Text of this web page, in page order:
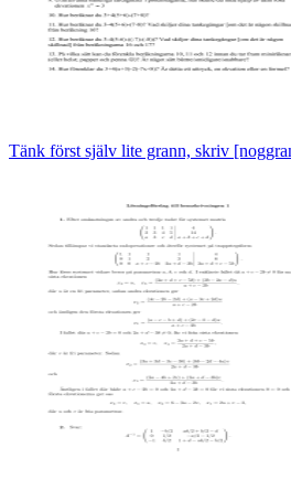
Tänk först själv lite grann, skriv